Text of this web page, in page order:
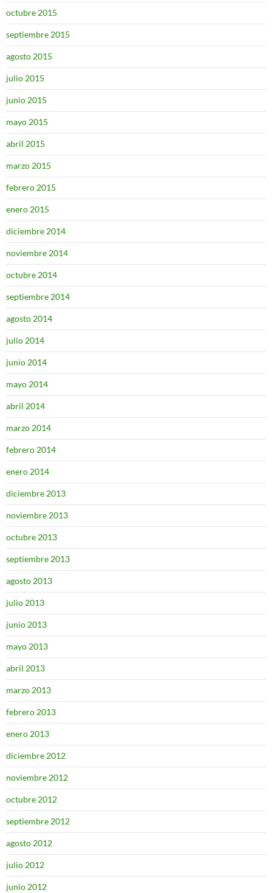
octubre 2015
septiembre 2015
agosto 2015
julio 2015
junio 2015
mayo 2015
abril 2015
marzo 2015
febrero 2015
enero 2015
diciembre 2014
noviembre 2014
octubre 2014
septiembre 2014
agosto 2014
julio 2014
junio 2014
mayo 2014
abril 2014
marzo 2014
febrero 2014
enero 2014
diciembre 2013
noviembre 2013
octubre 2013
septiembre 2013
agosto 2013
julio 2013
junio 2013
mayo 2013
abril 2013
marzo 2013
febrero 2013
enero 2013
diciembre 2012
noviembre 2012
octubre 2012
septiembre 2012
agosto 2012
julio 2012
junio 2012